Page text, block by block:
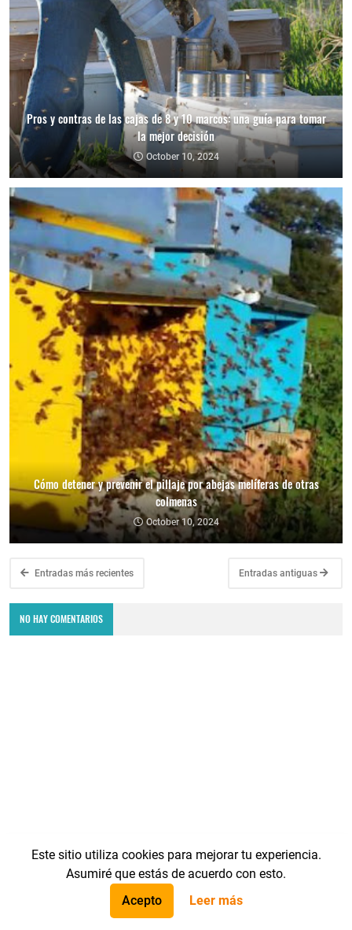
Este sitio utiliza cookies para mejorar tu experiencia.
Asumiré que estás de acuerdo con esto.
Acepto
Leer más
Pros y contras de las cajas de 8 y 10 marcos: una guía para tomar
la mejor decisión
October 10, 2024
Cómo detener y prevenir el pillaje por abejas melíferas de otras
colmenas
October 10, 2024
Entradas más recientes Entradas antiguas
NO HAY COMENTARIOS